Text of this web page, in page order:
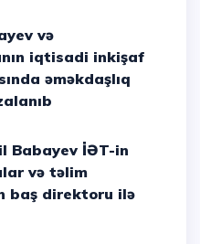
iqtisadi inkişaf
əməkdaşlıq
və təlim
baş direktoru ilə